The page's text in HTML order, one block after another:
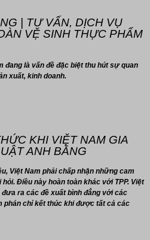
| TƯ VẤN, DỊCH VỤ
VỆ SINH THỰC PHẨM
đang là vấn đề đặc biệt thu hút sự quan
xuất, kinh doanh.
KHI VIỆT NAM GIA
ANH BẰNG
Việt Nam phải chấp nhận những cam
Điều này hoàn toàn khác với TPP. Việt
ra các đề xuất bình đẳng với các
phán chỉ kết thúc khi được tất cả các